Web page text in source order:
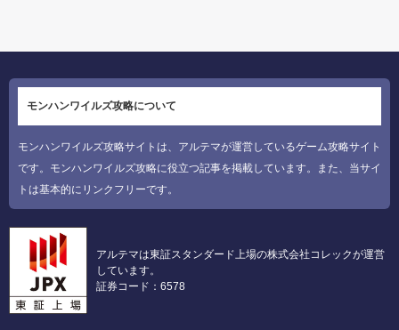
モンハンワイルズ攻略について
モンハンワイルズ攻略サイトは、アルテマが運営しているゲーム攻略サイト
です。モンハンワイルズ攻略に役立つ記事を掲載しています。また、当サイ
トは基本的にリンクフリーです。
アルテマは東証スタンダード上場の株式会社コレックが運営
しています。
証券コード：6578